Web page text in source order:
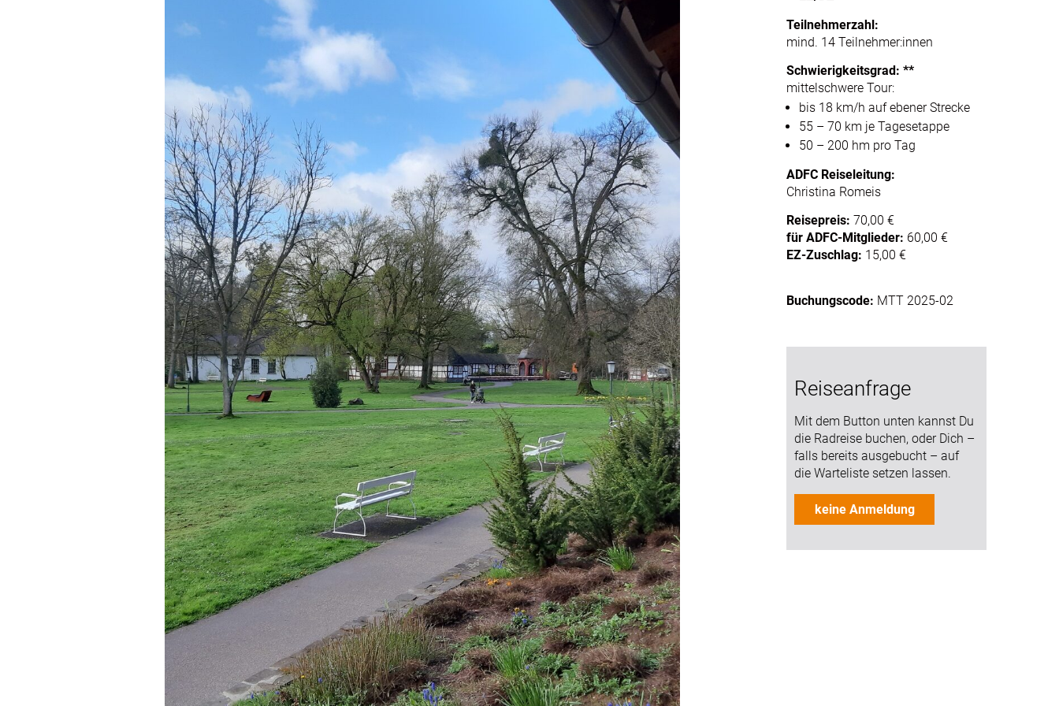
Teilnehmerzahl:
mind. 14 Teilnehmer:innen
Schwierigkeitsgrad: **
mittelschwere Tour:
bis 18 km/h auf ebener Strecke
55 – 70 km je Tagesetappe
50 – 200 hm pro Tag
ADFC Reiseleitung:
Christina Romeis
Reisepreis: 70,00 €
für ADFC-Mitglieder: 60,00 €
EZ-Zuschlag: 15,00 €
Buchungscode: MTT 2025-02
Reiseanfrage
Mit dem Button unten kannst Du
die Radreise buchen, oder Dich –
falls bereits ausgebucht – auf
die Warteliste setzen lassen.